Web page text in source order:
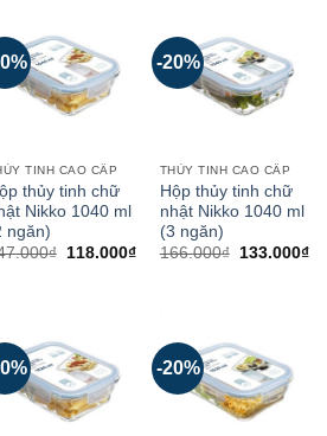
TINH CAO CẤP
thủy tinh chữ
Nikko 1040 ml
ngăn)
₫ 118.000₫
-20%
THỦY TINH CAO CẤP
Hộp thủy tinh chữ
nhật Nikko 1040 ml
(3 ngăn)
166.000₫ 133.000₫
-20%